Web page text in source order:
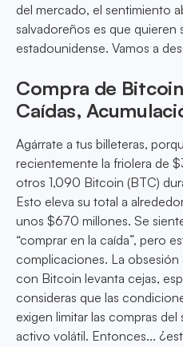
del mercado, el sentimiento
salvadoreños es que quieren
estadounidense. Vamos a
Compra de
Caídas,
Agárrate a tus billeteras,
recientemente la friolera de
otros 1,090 Bitcoin (BTC)
Esto eleva su total a
unos $670 millones. Se
“comprar en la caída”, pero
complicaciones. La obsesión
con Bitcoin levanta cejas,
consideras que las
exigen limitar las compras
activo volátil. Entonces...